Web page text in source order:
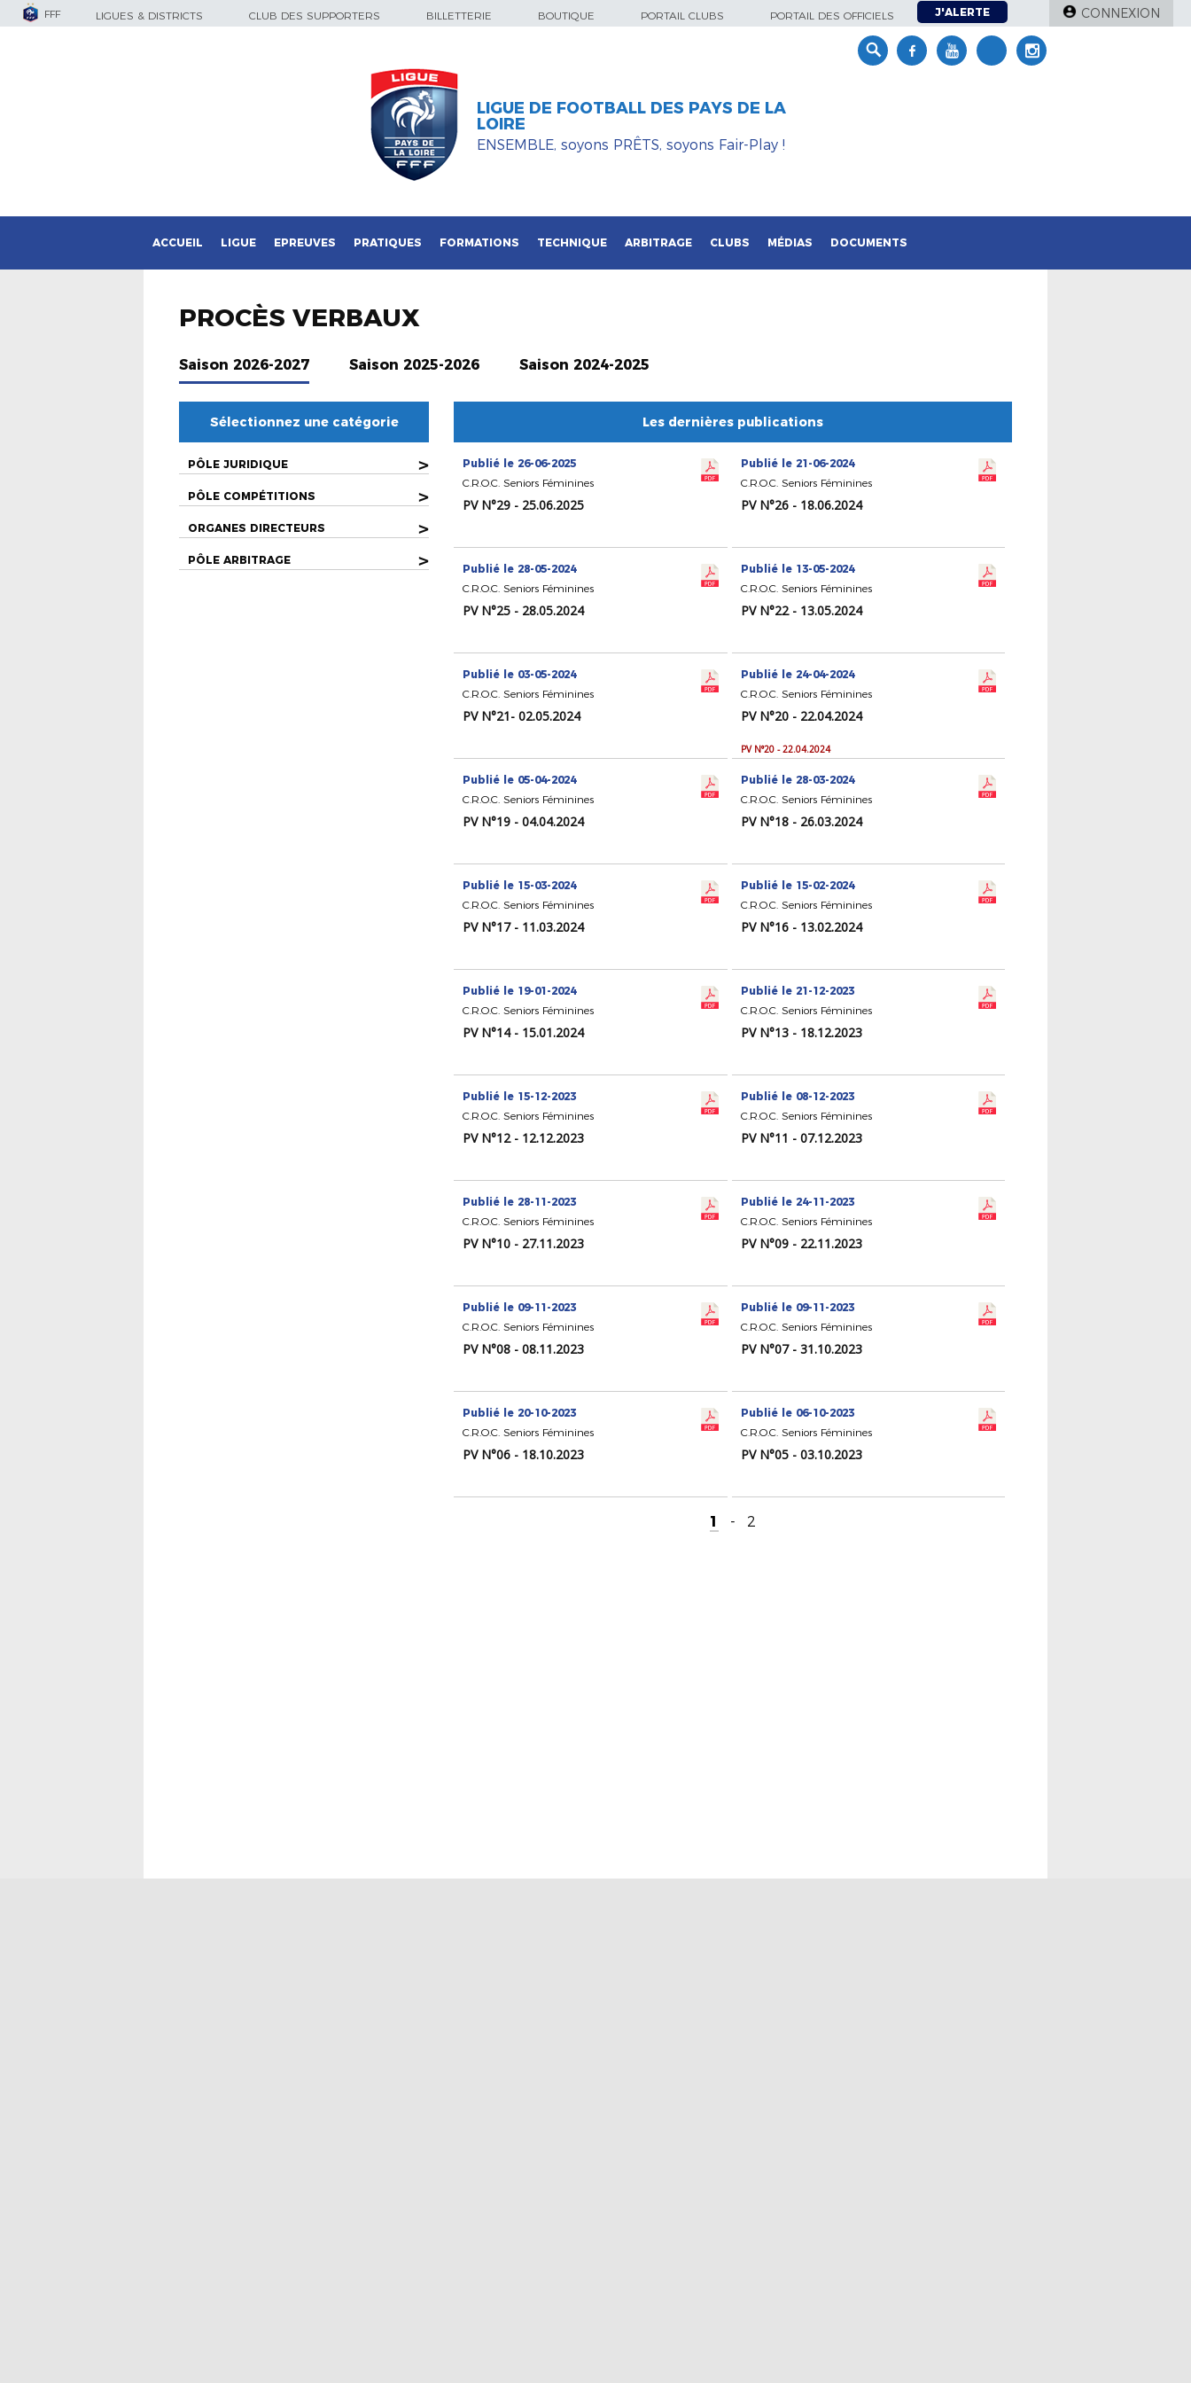
FFF LIGUES & DISTRICTS CLUB DES SUPPORTERS BILLETTERIE BOUTIQUE PORTAIL CLUBS PORTAIL DES OFFICIELS J'ALERTE CONNEXION
LIGUE DE FOOTBALL DES PAYS DE LA
LOIRE
ENSEMBLE, soyons PRÊTS, soyons Fair-Play !
ACCUEIL LIGUE EPREUVES PRATIQUES FORMATIONS TECHNIQUE ARBITRAGE CLUBS MÉDIAS DOCUMENTS
PROCÈS VERBAUX
Saison 2026-2027 Saison 2025-2026 Saison 2024-2025
Sélectionnez une catégorie
PÔLE JURIDIQUE >
PÔLE COMPÉTITIONS >
ORGANES DIRECTEURS >
PÔLE ARBITRAGE >
Les dernières publications
Publié le 26-06-2025
C.R.O.C. Seniors Féminines
PV N°29 - 25.06.2025
Publié le 21-06-2024
C.R.O.C. Seniors Féminines
PV N°26 - 18.06.2024
Publié le 28-05-2024
C.R.O.C. Seniors Féminines
PV N°25 - 28.05.2024
Publié le 13-05-2024
C.R.O.C. Seniors Féminines
PV N°22 - 13.05.2024
Publié le 03-05-2024
C.R.O.C. Seniors Féminines
PV N°21- 02.05.2024
Publié le 24-04-2024
C.R.O.C. Seniors Féminines
PV N°20 - 22.04.2024
PV N°20 - 22.04.2024
Publié le 05-04-2024
C.R.O.C. Seniors Féminines
PV N°19 - 04.04.2024
Publié le 28-03-2024
C.R.O.C. Seniors Féminines
PV N°18 - 26.03.2024
Publié le 15-03-2024
C.R.O.C. Seniors Féminines
PV N°17 - 11.03.2024
Publié le 15-02-2024
C.R.O.C. Seniors Féminines
PV N°16 - 13.02.2024
Publié le 19-01-2024
C.R.O.C. Seniors Féminines
PV N°14 - 15.01.2024
Publié le 21-12-2023
C.R.O.C. Seniors Féminines
PV N°13 - 18.12.2023
Publié le 15-12-2023
C.R.O.C. Seniors Féminines
PV N°12 - 12.12.2023
Publié le 08-12-2023
C.R.O.C. Seniors Féminines
PV N°11 - 07.12.2023
Publié le 28-11-2023
C.R.O.C. Seniors Féminines
PV N°10 - 27.11.2023
Publié le 24-11-2023
C.R.O.C. Seniors Féminines
PV N°09 - 22.11.2023
Publié le 09-11-2023
C.R.O.C. Seniors Féminines
PV N°08 - 08.11.2023
Publié le 09-11-2023
C.R.O.C. Seniors Féminines
PV N°07 - 31.10.2023
Publié le 20-10-2023
C.R.O.C. Seniors Féminines
PV N°06 - 18.10.2023
Publié le 06-10-2023
C.R.O.C. Seniors Féminines
PV N°05 - 03.10.2023
1 - 2